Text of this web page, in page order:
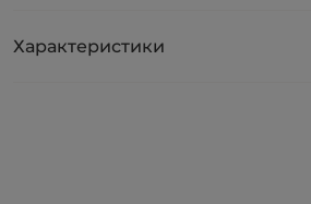
Характеристики